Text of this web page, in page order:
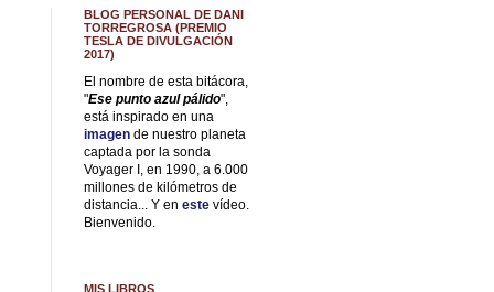
BLOG PERSONAL DE DANI
TORREGROSA (PREMIO
TESLA DE DIVULGACIÓN
2017)
El nombre de esta bitácora,
"Ese punto azul pálido",
está inspirado en una
imagen de nuestro planeta
captada por la sonda
Voyager I, en 1990, a 6.000
millones de kilómetros de
distancia... Y en este vídeo.
Bienvenido.
MIS LIBROS